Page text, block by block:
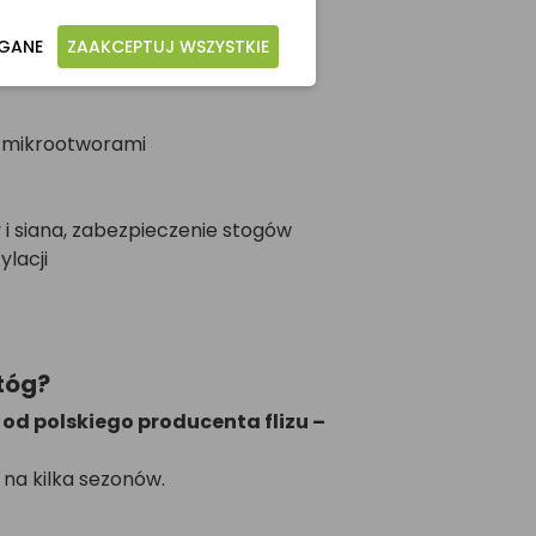
mikrootworami
i siana, zabezpieczenie stogów
polskiego producenta flizu –
kilka sezonów.
ZAAKCEPTUJ WSZYSTKIE